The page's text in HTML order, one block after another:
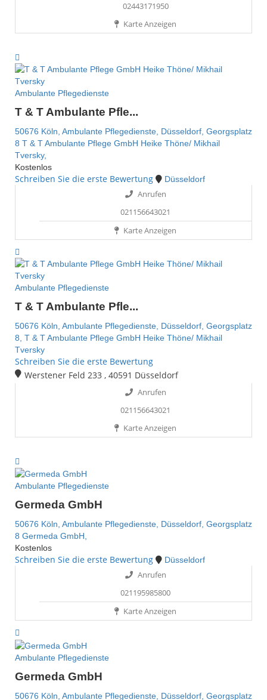
02443171950
Karte Anzeigen
Ambulante Pflegedienste
T & T Ambulante Pfle...
50676 Köln, Ambulante Pflegedienste, Düsseldorf, Georgsplatz
8 T & T Ambulante Pflege GmbH Heike Thöne/ Mikhail
Tversky,
Kostenlos
Schreiben Sie die erste Bewertung Düsseldorf
Anrufen
021156643021
Karte Anzeigen
Ambulante Pflegedienste
T & T Ambulante Pfle...
50676 Köln, Ambulante Pflegedienste, Düsseldorf, Georgsplatz
8, T & T Ambulante Pflege GmbH Heike Thöne/ Mikhail
Tversky
Schreiben Sie die erste Bewertung
Werstener Feld 233 , 40591 Düsseldorf
Anrufen
021156643021
Karte Anzeigen
Ambulante Pflegedienste
Germeda GmbH
50676 Köln, Ambulante Pflegedienste, Düsseldorf, Georgsplatz
8 Germeda GmbH,
Kostenlos
Schreiben Sie die erste Bewertung Düsseldorf
Anrufen
021195985800
Karte Anzeigen
Ambulante Pflegedienste
Germeda GmbH
50676 Köln, Ambulante Pflegedienste, Düsseldorf, Georgsplatz